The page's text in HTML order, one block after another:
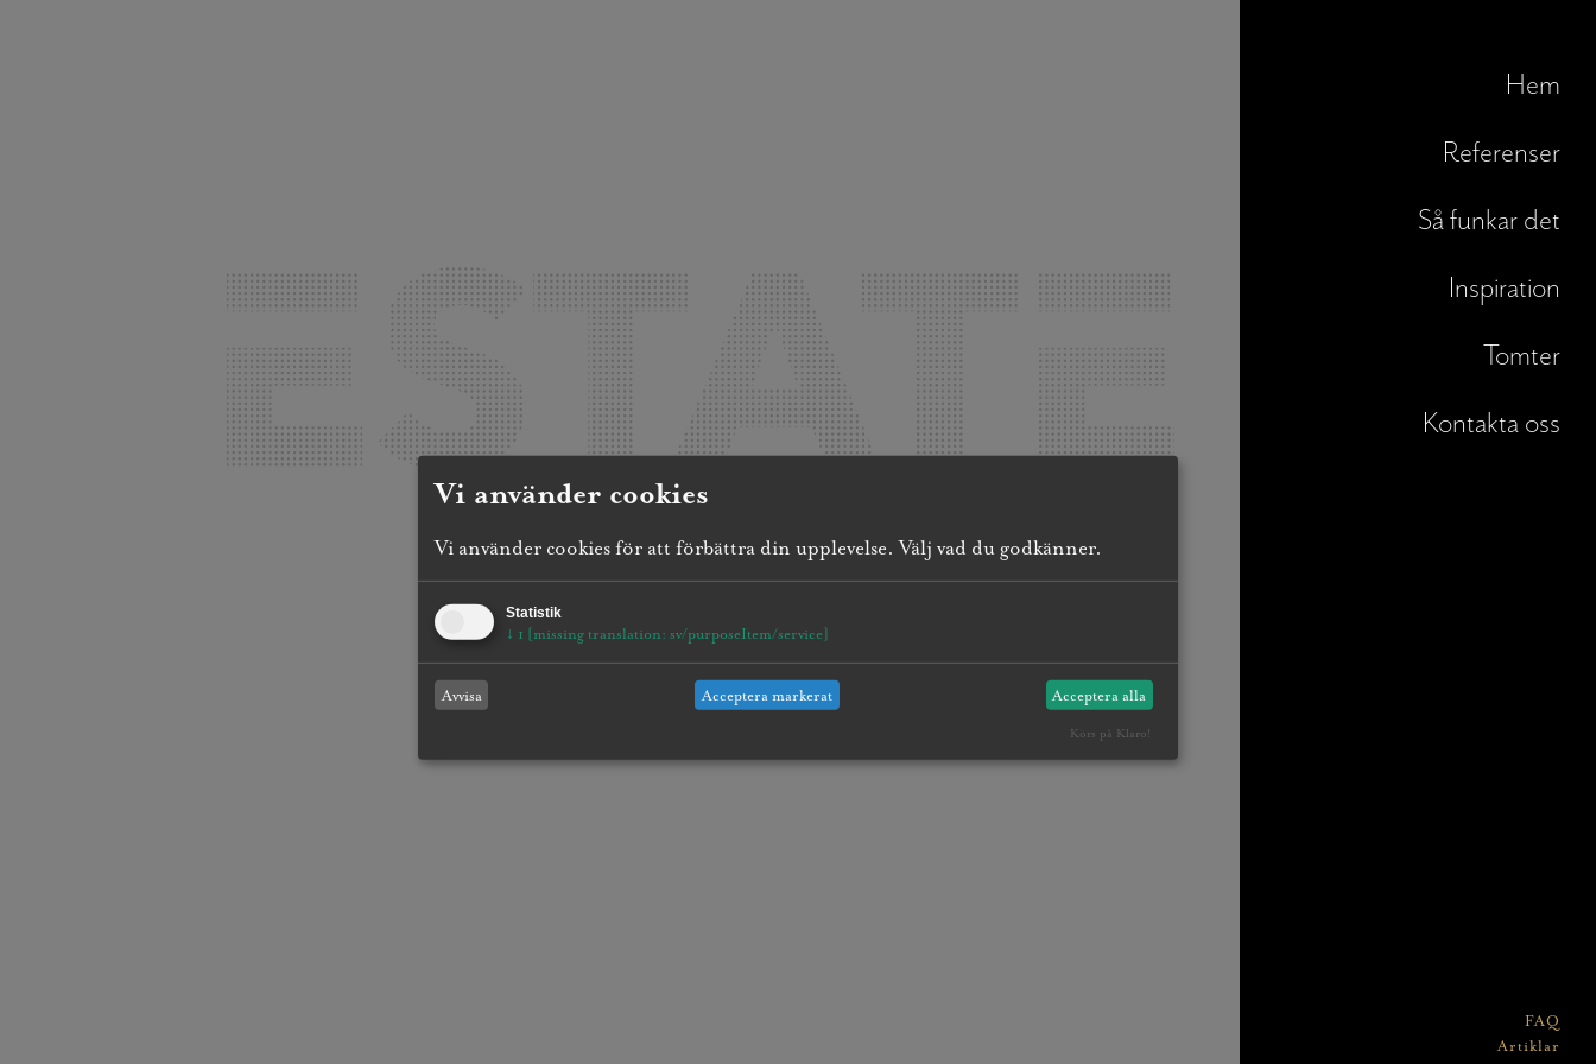
Hem
Referenser
Så funkar det
Inspiration
Tomter
Kontakta oss
FAQ
Artiklar
Vi använder cookies
Vi använder cookies för att förbättra din upplevelse. Välj vad du godkänner.
Statistik
↓ 1 [missing translation: sv/purposeItem/service]
Avvisa Acceptera markerat Acceptera alla
Körs på Klaro!